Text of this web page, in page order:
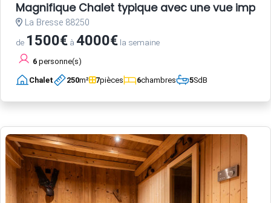
Magnifique Chalet typique avec une vue
La Bresse 88250
de 1500€ à 4000€ la semaine
6 personne(s)
Chalet 250m² 7pièces 6chambres 5SdB